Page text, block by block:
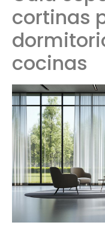
cortinas
cocinas